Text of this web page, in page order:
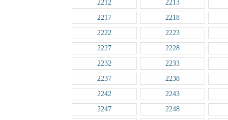
2212
2213
2217
2218
2222
2223
2227
2228
2232
2233
2237
2238
2242
2243
2247
2248